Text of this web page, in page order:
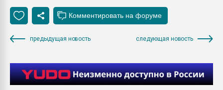
предыдущая новость следующая новость